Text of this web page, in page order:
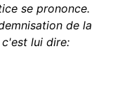
se prononce.
de la
lui dire: